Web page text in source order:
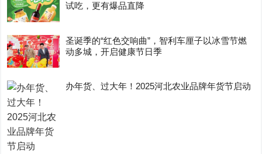
试吃，更有爆品直降
圣诞季的“红色交响曲”，智利车厘子以冰雪节燃
动多城，开启健康节日季
办年货、过大年！2025河北农业品牌年货节启动